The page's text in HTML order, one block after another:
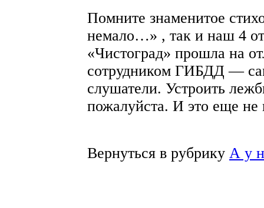
Помните знаменитое
немало…» , так и наш 4
«Чистоград» прошла на
сотрудником ГИБДД —
слушатели. Устроить
пожалуйста. И это еще не
Вернуться в рубрику А у